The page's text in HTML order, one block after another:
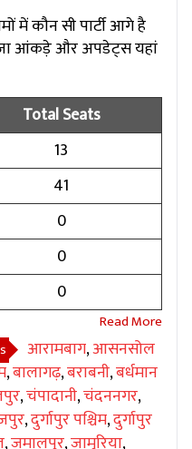
में कौन सी पार्टी आगे है
आंकड़े और अपडेट्स यहां
Total Seats
13
41
0
0
0
आरामबाग,आसनसोल
,बालागढ़,बराबनी,बर्धमान
,चंपादानी,चंदननगर,
,दुर्गापुर पश्चिम,दुर्गापुर